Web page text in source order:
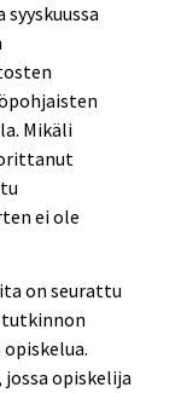
Mikäli
ei ole
on seurattu
tutkinnon
opiskelija